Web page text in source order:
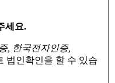
세요.
, 한국전자인증,
법인확인을 할 수 있습